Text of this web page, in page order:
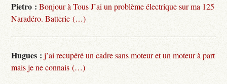
Pietro : Bonjour à Tous J’ai un problème électrique sur ma 125
Naradéro. Batterie (…)
Hugues : j’ai recupéré un cadre sans moteur et un moteur à part
mais je ne connais (…)